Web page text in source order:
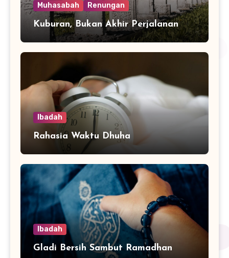
Muhasabah Renungan
Kuburan, Bukan Akhir Perjalanan
Ibadah
Rahasia Waktu Dhuha
Ibadah
Gladi Bersih Sambut Ramadhan